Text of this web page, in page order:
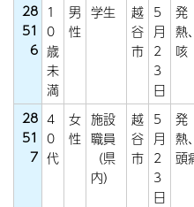
28
51
6
1
0
歳
未
満
男
性
学生
越
谷
市
5
月
2
3
日
発
熱、
咳
28
51
7
4
0
代
女
性
施設
職員
（県
内）
越
谷
市
5
月
2
3
日
発
熱、
頭